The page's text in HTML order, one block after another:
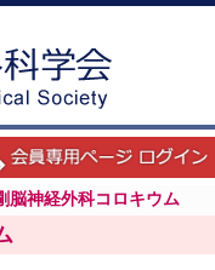
脳神経外科コロキウム